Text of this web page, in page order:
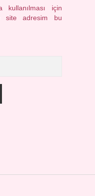
kullanılması için
site adresim bu